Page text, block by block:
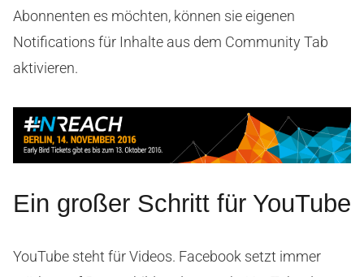
Abonnenten es möchten, können sie eigenen
Notifications für Inhalte aus dem Community Tab
aktivieren.
Ein großer Schritt für YouTube
YouTube steht für Videos. Facebook setzt immer